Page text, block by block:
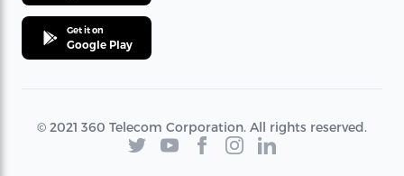
Get it on
Google Play
© 2021 360 Telecom Corporation. All rights reserved.